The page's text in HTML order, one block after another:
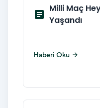
article
Milli Maç
Yaşandı
Haberi Oku arrow_forward